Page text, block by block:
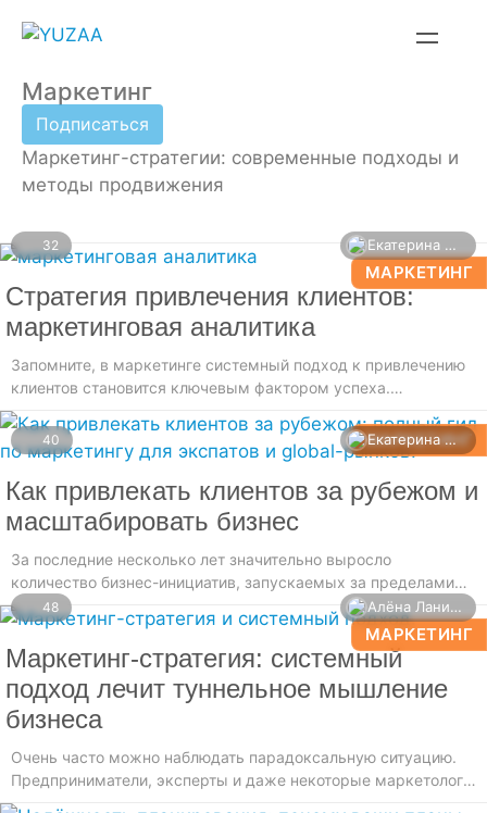
Маркетинг
Подписаться
Маркетинг-стратегии: современные подходы и
методы продвижения
Стратегия привлечения клиентов:
маркетинговая аналитика
МАРКЕТИНГ
32 Екатерина Лазарева
Запомните, в маркетинге системный подход к привлечению
клиентов становится ключевым фактором успеха.
Результаты рекламных кампаний напрямую зависят от
качества подготовки и понимания собственной аудитории.
Как привлекать клиентов за рубежом и
масштабировать бизнес
МАРКЕТИНГ
40 Екатерина Лазарева
За последние несколько лет значительно выросло
количество бизнес-инициатив, запускаемых за пределами
страны происхождения. Предприниматели не только
уезжают, но и активно ищут способы расширения на
иностранные аудитории.
Маркетинг-стратегия: системный
подход лечит туннельное мышление
бизнеса
МАРКЕТИНГ
48 Алёна Ланина
Очень часто можно наблюдать парадоксальную ситуацию.
Предприниматели, эксперты и даже некоторые маркетологи
с упорством, достойным лучшего применения, начинают